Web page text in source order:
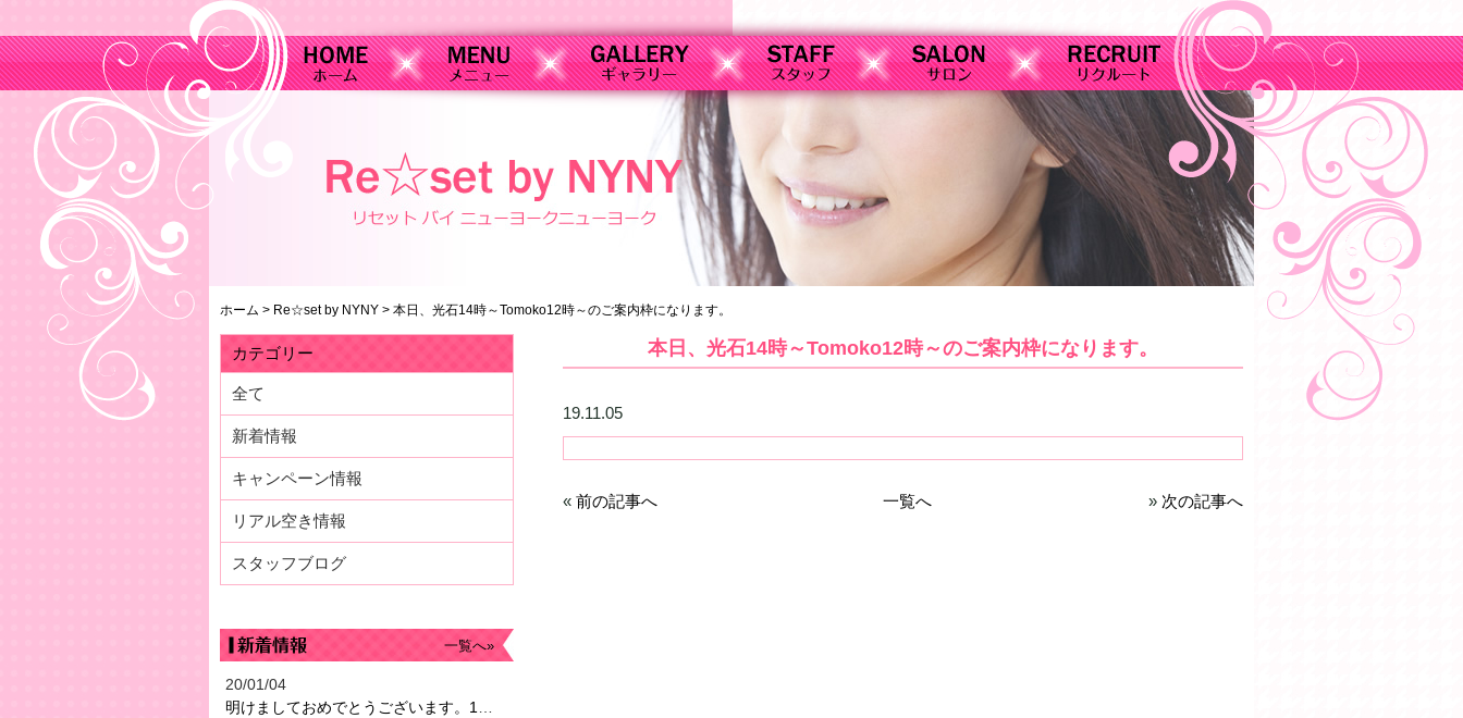
ホーム > Re☆set by NYNY > 本日、光石14時～Tomoko12時～のご案内枠になります。
本日、光石14時～Tomoko12時～のご案内枠になります。
19.11.05
« 前の記事へ 一覧へ » 次の記事へ
カテゴリー
全て
新着情報
キャンペーン情報
リアル空き情報
スタッフブログ
一覧へ»
20/01/04